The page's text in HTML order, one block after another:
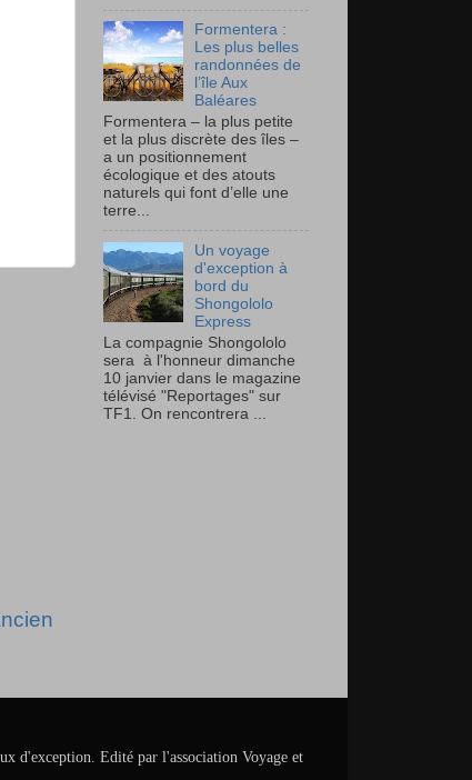
Formentera :
Les plus belles
randonnées de
l’île Aux
Baléares
Formentera – la plus petite
et la plus discrète des îles –
a un positionnement
écologique et des atouts
naturels qui font d’elle une
terre...
Un voyage
d'exception à
bord du
Shongololo
Express
La compagnie Shongololo
sera à l'honneur dimanche
10 janvier dans le magazine
télévisé "Reportages" sur
TF1. On rencontrera ...
d'exception. Edité par l'association Voyage et